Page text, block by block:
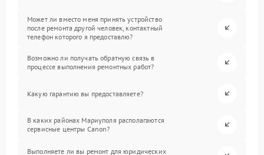
Может ли вместо меня принять устройство
после ремонта другой человек, контактный
телефон которого я предоставлю?
Возможно ли получать обратную связь в
процессе выполнения ремонтных работ?
Какую гарантию вы предоставляете?
В каких районах Мариуполя располагаются
сервисные центры Canon?
Выполняете ли вы ремонт для юридических